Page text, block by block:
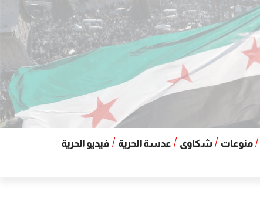
منوعات شكاوى عدسة الحرية
فيديو الحرية